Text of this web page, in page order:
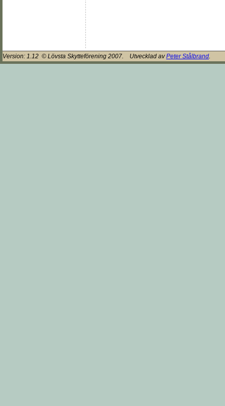
Version: 1.12 © Lövsta Skytteförening 2007. Utvecklad avPeter Stålbrand.